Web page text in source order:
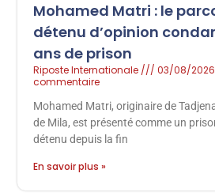
Mohamed Matri : le
détenu d’opinion
ans de prison
Riposte Internationale 03/08/2026
commentaire
Mohamed Matri, originaire de
de Mila, est présenté comme un
détenu depuis la fin
En savoir plus »